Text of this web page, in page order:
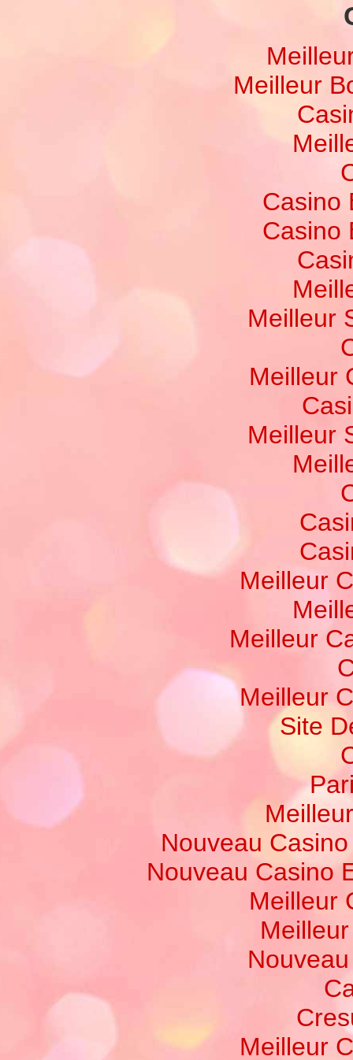
Meilleur
Casino
Casino
Meilleur
Meilleur
Meilleur
Meilleur
Meilleur
Meilleur
Site
Nouveau
Nouveau Casino
Meilleur
Meilleur